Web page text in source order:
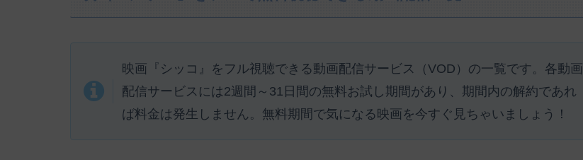
映画『シッコ』をフル視聴できる動画配信サービス（VOD）の一覧です。各動画
配信サービスには2週間～31日間の無料お試し期間があり、期間内の解約であれ
ば料金は発生しません。 無料期間で気になる映画を今すぐ見ちゃいましょう！